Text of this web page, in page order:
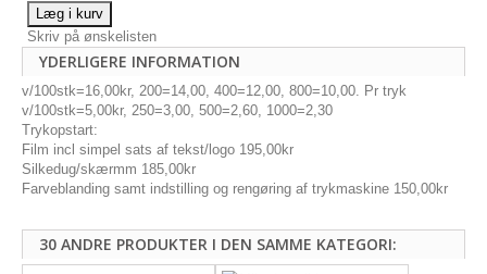
Læg i kurv
Skriv på ønskelisten
YDERLIGERE INFORMATION
v/100stk=16,00kr, 200=14,00, 400=12,00, 800=10,00. Pr tryk
v/100stk=5,00kr, 250=3,00, 500=2,60, 1000=2,30
Trykopstart:
Film incl simpel sats af tekst/logo 195,00kr
Silkedug/skærmm 185,00kr
Farveblanding samt indstilling og rengøring af trykmaskine 150,00kr
30 ANDRE PRODUKTER I DEN SAMME KATEGORI: